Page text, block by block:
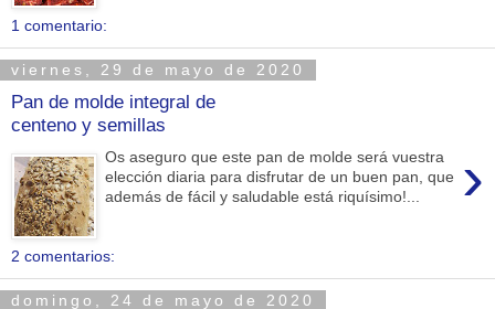
1 comentario:
viernes, 29 de mayo de 2020
Pan de molde integral de
centeno y semillas
›
Os aseguro que este pan de molde será vuestra
elección diaria para disfrutar de un buen pan, que
además de fácil y saludable está riquísimo!...
2 comentarios:
domingo, 24 de mayo de 2020